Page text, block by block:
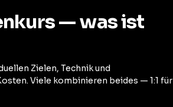
— was ist
Zielen, Technik und
Viele kombinieren beides — 1:1 für